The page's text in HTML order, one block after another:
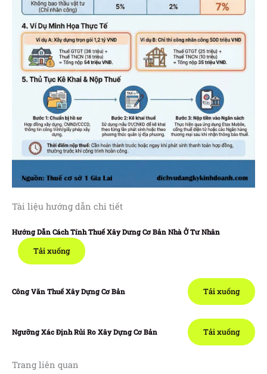
Tài liệu hướng dẫn chi tiết
Hướng Dẫn Cách Tính Thuế Xây Dưng Cơ Bản Nhà Ở Tư Nhân
Tải xuống
Công Văn Thuế Xây Dựng Cơ Bản Tải xuống
Ngưỡng Xác Định Rủi Ro Xây Dựng Cơ Bản Tải xuống
Trang liên quan